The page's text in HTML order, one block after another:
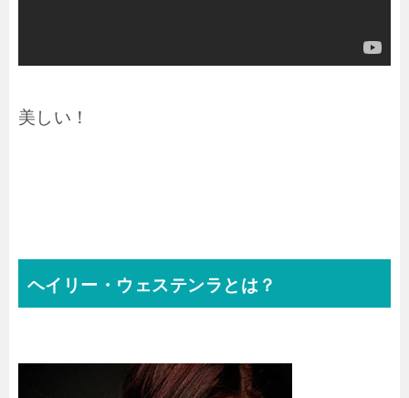
美しい！
ヘイリー・ウェステンラとは？